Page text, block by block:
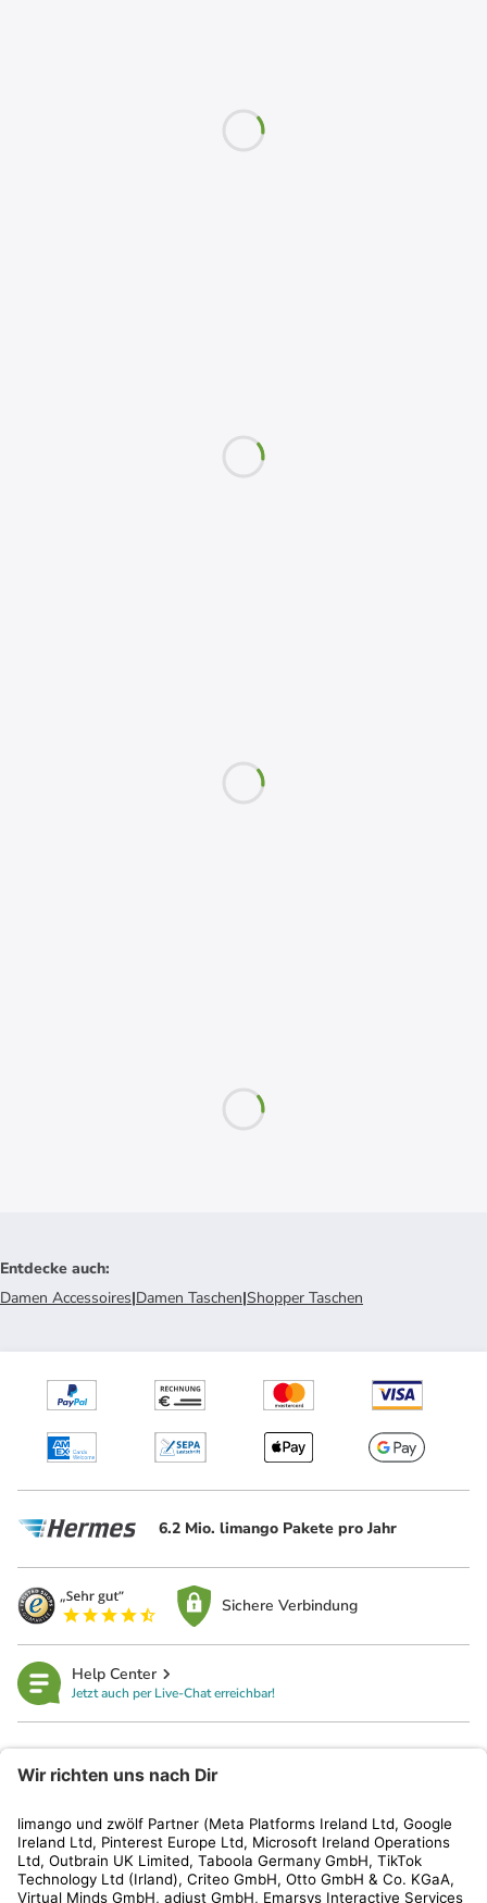
Entdecke auch:
Damen Accessoires|Damen Taschen|Shopper Taschen
6.2 Mio. limango Pakete pro Jahr
Sichere Verbindung
Help Center
Jetzt auch per Live-Chat erreichbar!
Kundenservice